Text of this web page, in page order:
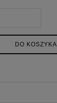
DO KOSZYKA